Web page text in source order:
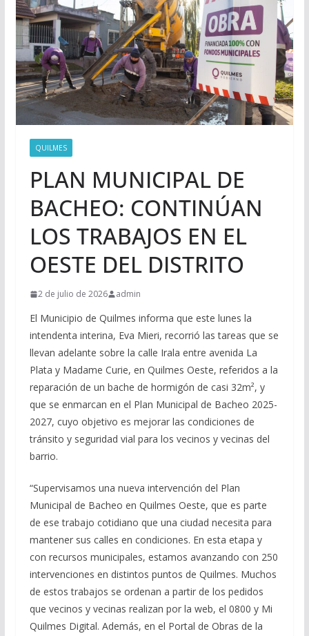
QUILMES
PLAN MUNICIPAL DE
BACHEO: CONTINÚAN
LOS TRABAJOS EN EL
OESTE DEL DISTRITO
2 de julio de 2026 admin
El Municipio de Quilmes informa que este lunes la
intendenta interina, Eva Mieri, recorrió las tareas que se
llevan adelante sobre la calle Irala entre avenida La
Plata y Madame Curie, en Quilmes Oeste, referidos a la
reparación de un bache de hormigón de casi 32m², y
que se enmarcan en el Plan Municipal de Bacheo 2025-
2027, cuyo objetivo es mejorar las condiciones de
tránsito y seguridad vial para los vecinos y vecinas del
barrio.
“Supervisamos una nueva intervención del Plan
Municipal de Bacheo en Quilmes Oeste, que es parte
de ese trabajo cotidiano que una ciudad necesita para
mantener sus calles en condiciones. En esta etapa y
con recursos municipales, estamos avanzando con 250
intervenciones en distintos puntos de Quilmes. Muchos
de estos trabajos se ordenan a partir de los pedidos
que vecinos y vecinas realizan por la web, el 0800 y Mi
Quilmes Digital. Además, en el Portal de Obras de la